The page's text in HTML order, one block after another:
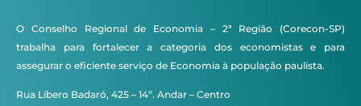
O Conselho Regional de Economia – 2ª Região (Corecon-SP)
trabalha para fortalecer a categoria dos economistas e para
assegurar o eficiente serviço de Economia à população paulista.
Rua Líbero Badaró, 425 – 14º. Andar – Centro